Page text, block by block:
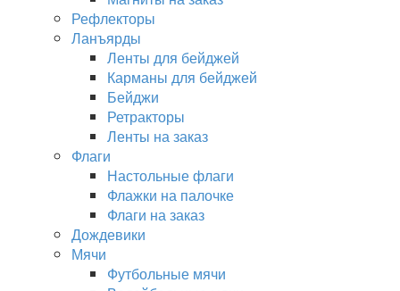
Рефлекторы
Ланъярды
Ленты для бейджей
Карманы для бейджей
Бейджи
Ретракторы
Ленты на заказ
Флаги
Настольные флаги
Флажки на палочке
Флаги на заказ
Дождевики
Мячи
Футбольные мячи